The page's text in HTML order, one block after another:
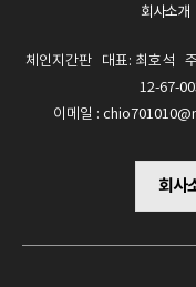
회사소개
체인지간판 대표: 최호석
12-67-
이메일 :
회사